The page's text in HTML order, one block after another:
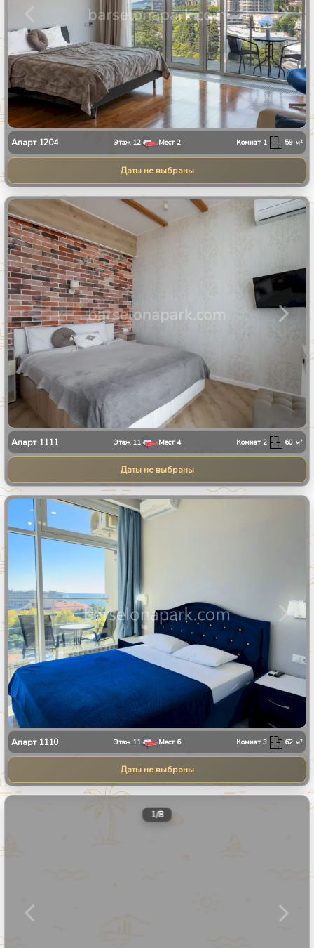
Апарт 1204 Этаж 12 Мест 2 Комнат 1 59 м²
Даты не выбраны
1/24
Апарт 1111 Этаж 11 Мест 4 Комнат2 60 м²
Даты не выбраны
1/8
Апарт 1110 Этаж 11 Мест 6 Комнат3 62 м²
Даты не выбраны
1/8